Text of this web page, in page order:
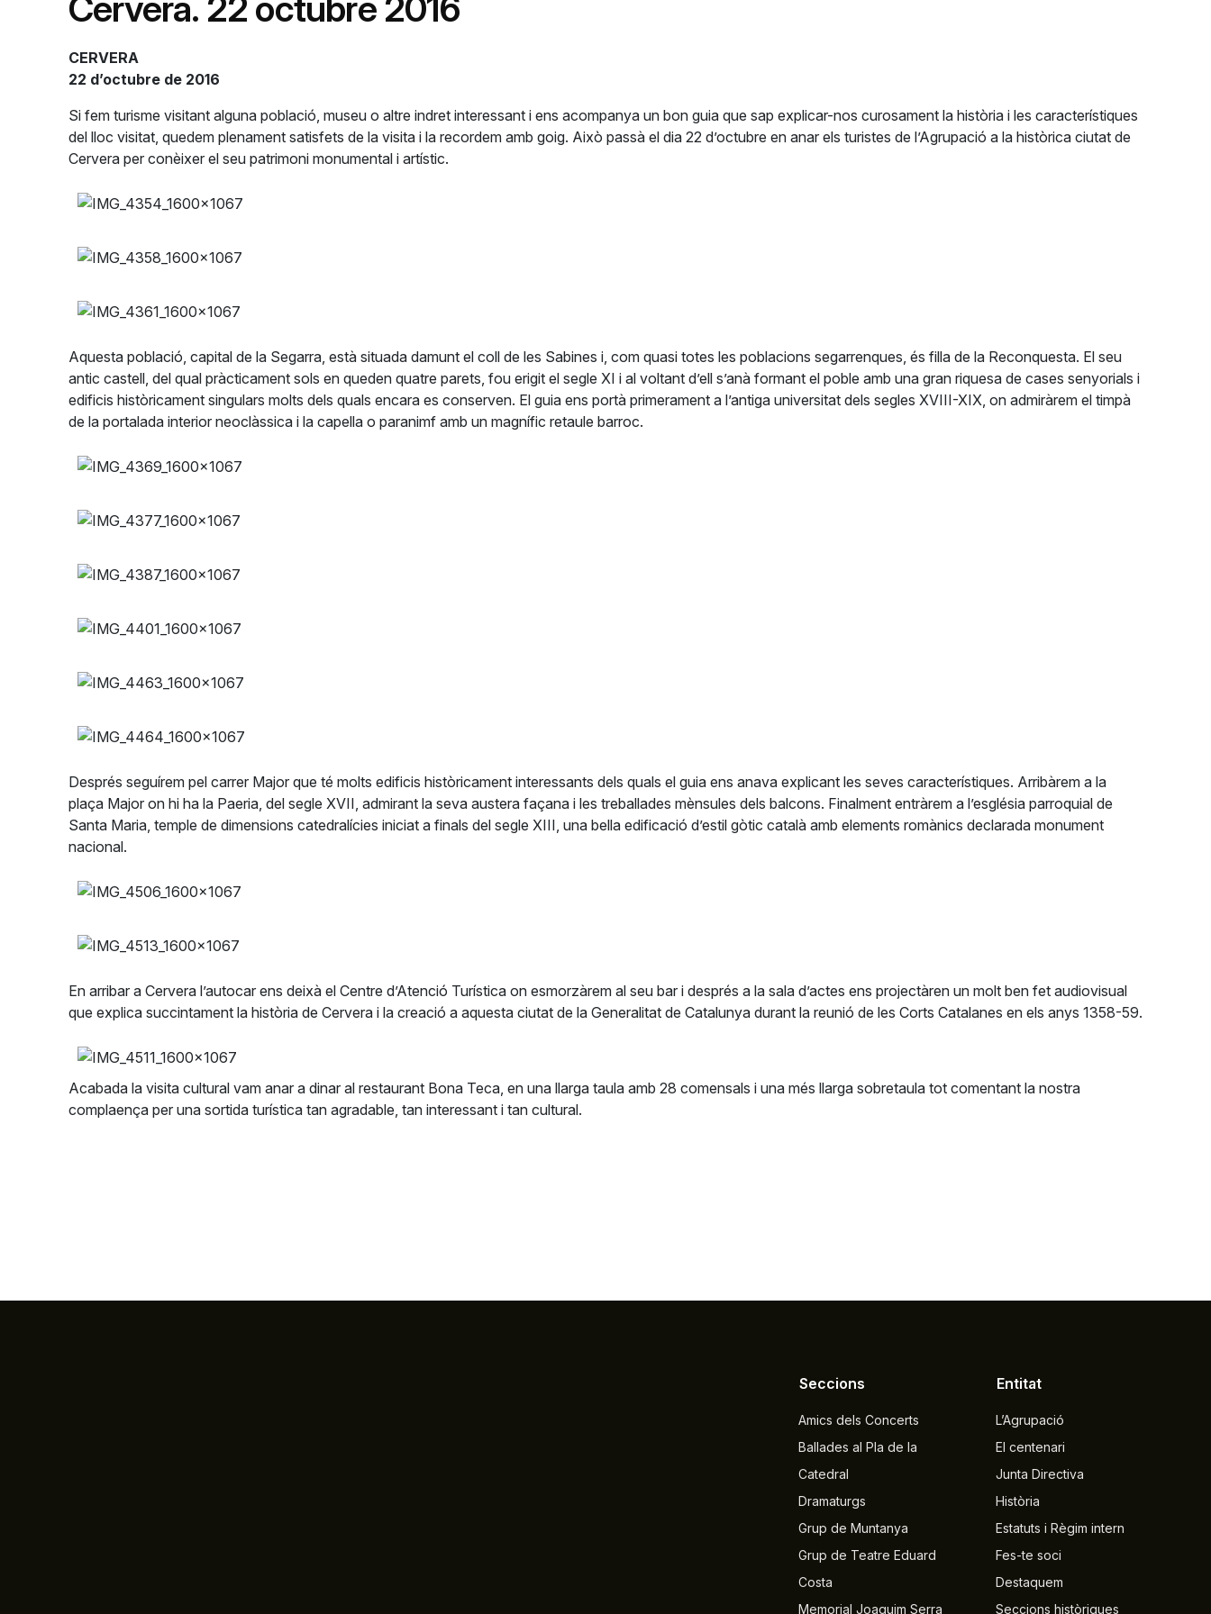
CERVERA
22 d’octubre de 2016
Si fem turisme visitant alguna població, museu o altre indret interessant i ens acompanya un bon guia que sap explicar-nos curosament la història i les característiques
del lloc visitat, quedem plenament satisfets de la visita i la recordem amb goig. Això passà el dia 22 d’octubre en anar els turistes de l’Agrupació a la històrica ciutat de
Cervera per conèixer el seu patrimoni monumental i artístic.
Aquesta població, capital de la Segarra, està situada damunt el coll de les Sabines i, com quasi totes les poblacions segarrenques, és filla de la Reconquesta. El seu
antic castell, del qual pràcticament sols en queden quatre parets, fou erigit el segle XI i al voltant d’ell s’anà formant el poble amb una gran riquesa de cases senyorials i
edificis històricament singulars molts dels quals encara es conserven. El guia ens portà primerament a l’antiga universitat dels segles XVIII-XIX, on admiràrem el timpà
de la portalada interior neoclàssica i la capella o paranimf amb un magnífic retaule barroc.
Després seguírem pel carrer Major que té molts edificis històricament interessants dels quals el guia ens anava explicant les seves característiques. Arribàrem a la
plaça Major on hi ha la Paeria, del segle XVII, admirant la seva austera façana i les treballades mènsules dels balcons. Finalment entràrem a l’església parroquial de
Santa Maria, temple de dimensions catedralícies iniciat a finals del segle XIII, una bella edificació d’estil gòtic català amb elements romànics declarada monument
nacional.
En arribar a Cervera l’autocar ens deixà el Centre d’Atenció Turística on esmorzàrem al seu bar i després a la sala d’actes ens projectàren un molt ben fet audiovisual
que explica succintament la història de Cervera i la creació a aquesta ciutat de la Generalitat de Catalunya durant la reunió de les Corts Catalanes en els anys 1358-59.
Acabada la visita cultural vam anar a dinar al restaurant Bona Teca, en una llarga taula amb 28 comensals i una més llarga sobretaula tot comentant la nostra
complaença per una sortida turística tan agradable, tan interessant i tan cultural.
Seccions
Amics dels Concerts
Ballades al Pla de la
Catedral
Dramaturgs
Grup de Muntanya
Grup de Teatre Eduard
Costa
Memorial Joaquim Serra
Entitat
L’Agrupació
El centenari
Junta Directiva
Història
Estatuts i Règim intern
Fes-te soci
Destaquem
Seccions històriques